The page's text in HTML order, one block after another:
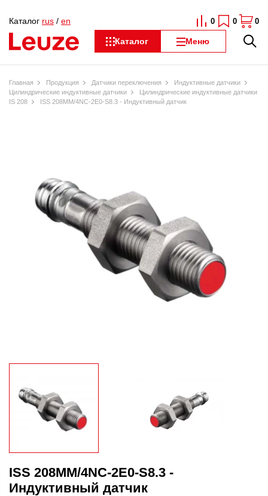
Каталог Меню
Каталог rus / en 0 0 0
Главная Продукция Датчики переключения
Индуктивные датчики
Цилиндрические индуктивные датчики
Цилиндрические индуктивные датчики
IS 208
ISS 208MM/4NC-2E0-S8.3 - Индуктивный датчик
ISS 208MM/4NC-2E0-S8.3 -
Индуктивный датчик